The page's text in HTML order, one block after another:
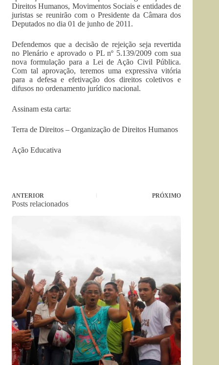
Direitos Humanos, Movimentos Sociais e entidades de
juristas se reunirão com o Presidente da Câmara dos
Deputados no dia 01 de junho de 2011.
Defendemos que a decisão de rejeição seja revertida
no Plenário e aprovado o PL nº 5.139/2009 com sua
nova formulação para a Lei de Ação Civil Pública.
Com tal aprovação, teremos uma expressiva vitória
para a defesa e efetivação dos direitos coletivos e
difusos no ordenamento jurídico nacional.
Assinam esta carta:
Terra de Direitos – Organização de Direitos Humanos
Ação Educativa
ANTERIOR PRÓXIMO
Posts relacionados